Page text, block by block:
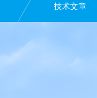
技术文章